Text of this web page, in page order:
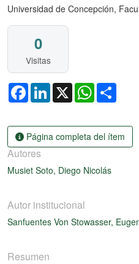
Universidad de Concepción,
0
Visitas
FacebookLinkedIn
X WhatsApp
Página completa del ítem
Autores
Musiet Soto, Diego Nicolás
Autor institucional
Sanfuentes Von Stowasser,
Resumen